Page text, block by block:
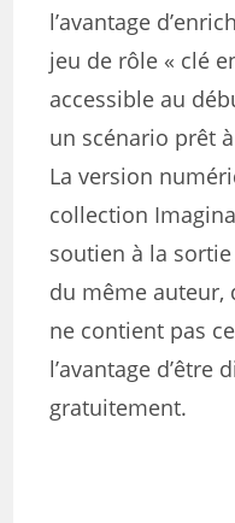
l’avantage
jeu de rôle « clé
accessible au
un scénario prêt
La version
collection
soutien à la
du même auteur,
ne contient pas
l’avantage
gratuitement.